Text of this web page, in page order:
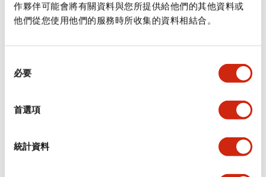
作夥伴可能會將有關資料與您所提供給他們的其他資料或
他們從您使用他們的服務時所收集的資料相結合。
必要
首選項
統計資料
規格
審美規範
環境規範
功能規格
機械規格